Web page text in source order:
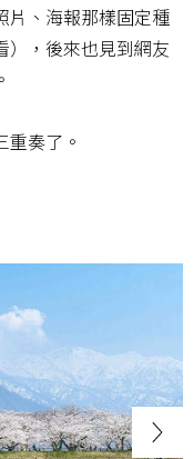
片、海報那樣固定種
），後來也見到網友
奏了。